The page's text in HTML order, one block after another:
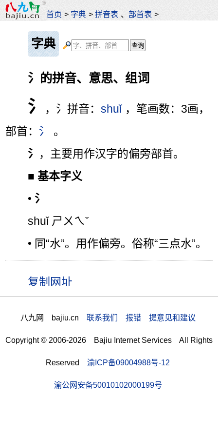
首页 > 字典 >拼音表 、部首表 >
字典
氵的拼音、意思、组词
氵 ，氵拼音：shuǐ ，笔画数：3画，
部首： 氵
。
氵
，主要用作汉字的偏旁部首。
■基本字义
•氵
shuǐ ㄕㄨㄟˇ
• 同“水”。用作偏旁。俗称“三点水”。
八九网 bajiu.cn 联系我们 报错 提意见和建议
Copyright © 2006-2026 Bajiu Internet Services All Rights
Reserved 渝ICP备09004988号-12
渝公网安备50010102000199号